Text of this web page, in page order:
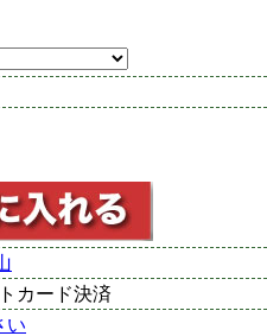
カード決済
い